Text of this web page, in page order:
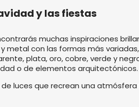
y las fiestas
muchas inspiraciones
metal con las formas más
plata, oro, cobre, verde y
o de elementos arquitectónicos.
luces que recrean una